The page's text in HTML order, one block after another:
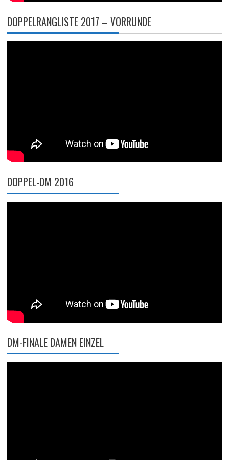
DOPPELRANGLISTE 2017 – VORRUNDE
DOPPEL-DM 2016
DM-FINALE DAMEN EINZEL